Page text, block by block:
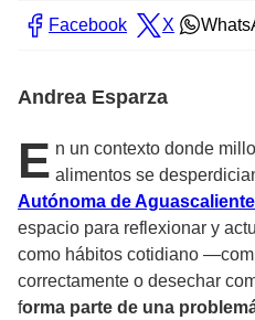
Facebook X
Andrea Esparza
E n un contexto donde
alimentos se
Autónoma de
espacio para reflexionar y
como hábitos cotidiano
correctamente o desechar
forma parte de una